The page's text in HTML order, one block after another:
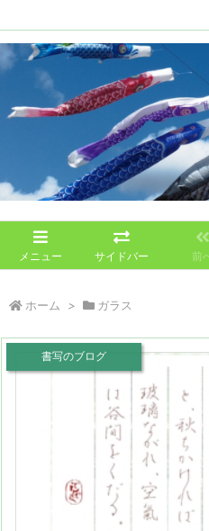
メニュー サイドバー 前
ホーム > ガラス
書写のブログ